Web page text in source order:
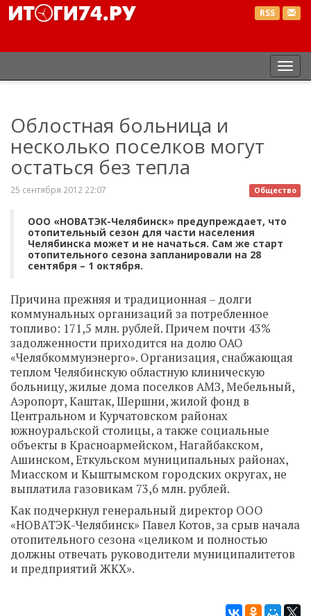
RSS
Облостная больница и
несколько поселков могут
остаться без тепла
Общество
25 сентября 2012 22:07
ООО «НОВАТЭК-Челябинск» предупреждает, что
отопительный сезон для части населения
Челябинска может и не начаться. Сам же старт
отопительного сезона запланировали на 28
сентября – 1 октября.
Причина прежняя и традиционная – долги
коммунальных организаций за потребленное
топливо: 171,5 млн. рублей. Причем почти 43%
задолженности приходится на долю ОАО
«Челябкоммунэнерго». Организация, снабжающая
теплом Челябинскую областную клиническую
больницу, жилые дома поселков АМЗ, Мебельный,
Аэропорт, Каштак, Шершни, жилой фонд в
Центральном и Курчатовском районах
южноуральской столицы, а также социальные
объекты в Красноармейском, Нагайбакском,
Ашинском, Еткульском муниципальных районах,
Миасском и Кыштымском городских округах, не
выплатила газовикам 73,6 млн. рублей.
Как подчеркнул генеральный директор ООО
«НОВАТЭК-Челябинск» Павел Котов, за срыв начала
отопительного сезона «целиком и полностью
должны отвечать руководители муниципалитетов
и предприятий ЖКХ».